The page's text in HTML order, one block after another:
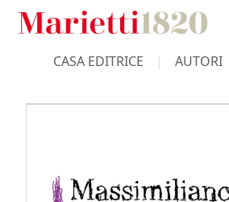
CASA EDITRICE AUTORI